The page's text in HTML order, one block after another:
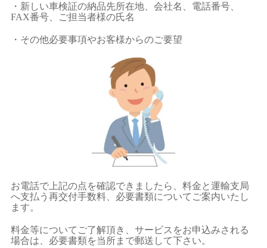
・新しい車検証の納品先所在地、会社名、電話番号、
FAX番号、ご担当者様の氏名
・その他必要事項やお客様からのご要望
お電話で上記の点を確認できましたら、料金と運輸支局
へ支払う再交付手数料、必要書類についてご案内いたし
ます。
料金等についてご了解頂き、サービスをお申込みされる
場合は、必要書類を当所まで郵送して下さい。